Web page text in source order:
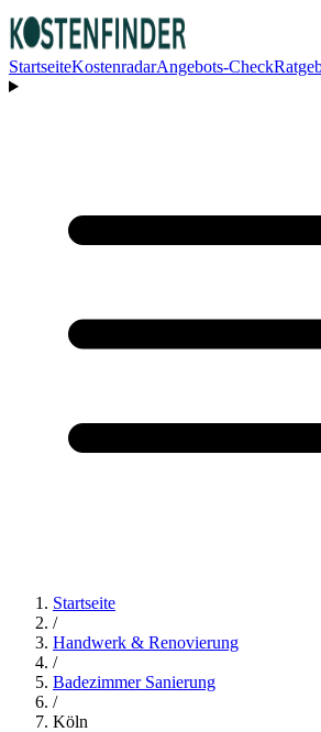
StartseiteKostenradarAngebots-Check
Startseite
/
Handwerk & Renovierung
/
Badezimmer Sanierung
/
Köln